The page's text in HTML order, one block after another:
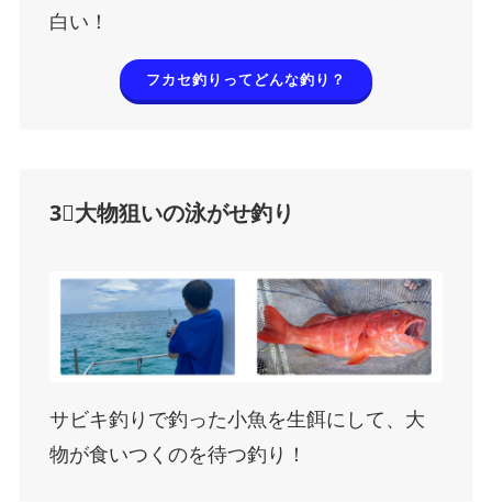
白い！
フカセ釣りってどんな釣り？
3⃣大物狙いの泳がせ釣り
サビキ釣りで釣った小魚を生餌にして、大
物が食いつくのを待つ釣り！